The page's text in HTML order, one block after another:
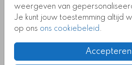
weergeven van
Je kunt jouw toestemming altijd
op ons ons cookiebeleid.
Accepteren